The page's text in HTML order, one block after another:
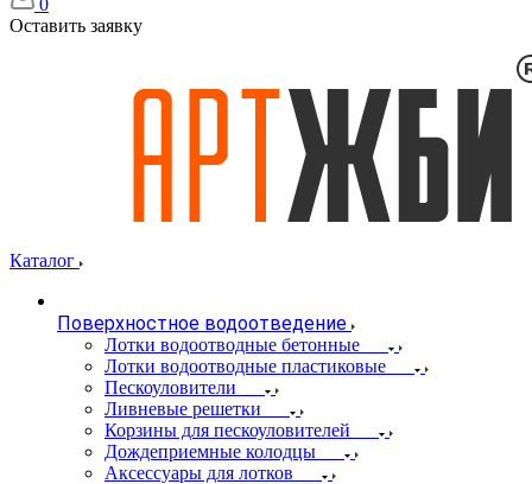
0
Оставить заявку
Каталог
Поверхностное водоотведение
Лотки водоотводные бетонные
Лотки водоотводные пластиковые
Пескоуловители
Ливневые решетки
Корзины для пескоуловителей
Дождеприемные колодцы
Аксессуары для лотков